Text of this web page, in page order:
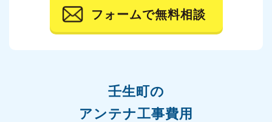
フォームで無料相談
壬生町の
アンテナ工事費用